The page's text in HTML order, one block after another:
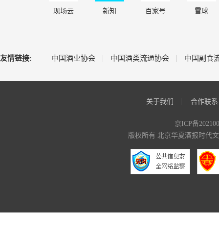
现场云 新知 百家号 雪球
友情链接: 中国酒业协会 中国酒类流通协会 中国副食
关于我们 合作联系
京ICP备
版权所有 北京华夏酒报时代文